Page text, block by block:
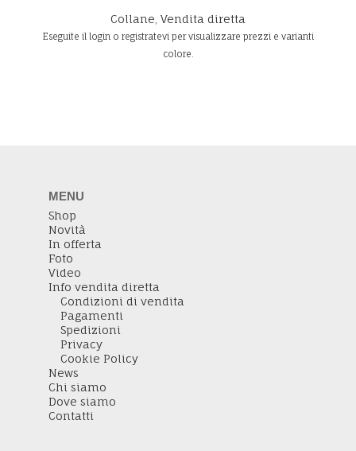
Collane Vendita diretta
Eseguite il login o registratevi per visualizzare prezzi e varianti
colore.
MENU
Shop
Novità
In offerta
Foto
Video
Info vendita diretta
Condizioni di vendita
Pagamenti
Spedizioni
Privacy
Cookie Policy
News
Chi siamo
Dove siamo
Contatti